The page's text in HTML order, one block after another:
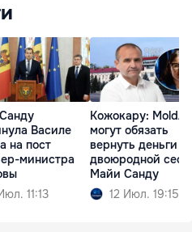
Василе
на пост
министра
11:13
Кожокару:
могут обязать
вернуть деньги
двоюродной
Майи Санду
12 Июл. 19:15